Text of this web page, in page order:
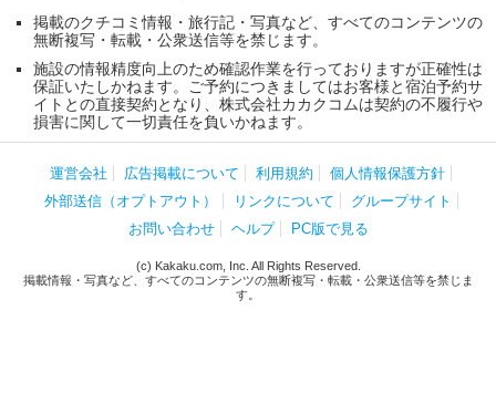
掲載のクチコミ情報・旅行記・写真など、すべてのコンテンツの
無断複写・転載・公衆送信等を禁じます。
施設の情報精度向上のため確認作業を行っておりますが正確性は
保証いたしかねます。ご予約につきましてはお客様と宿泊予約サ
イトとの直接契約となり、株式会社カカクコムは契約の不履行や
損害に関して一切責任を負いかねます。
運営会社 広告掲載について 利用規約
個人情報保護方針
外部送信（オプトアウト）
リンクについて
グループサイト
お問い合わせ
ヘルプ PC版で見る
(c) Kakaku.com, Inc. All Rights Reserved.
掲載情報・写真など、すべてのコンテンツの無断複写・転載・公衆送信等を禁じま
す。